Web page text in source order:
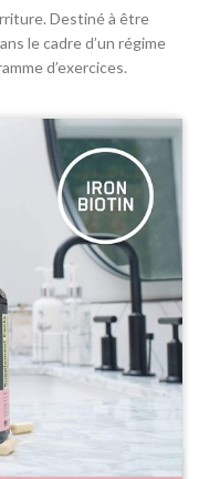
Destiné à être
le cadre d’un régime
d’exercices.